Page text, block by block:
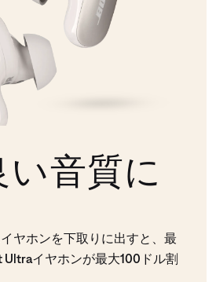
い音質に
ヤホンを下取りに出すと、最
イヤホンが最大100ドル割